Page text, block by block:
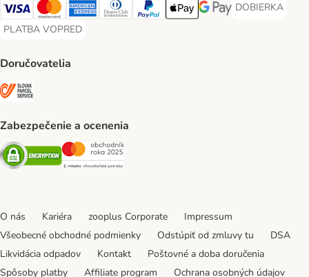
Visa Payment Method
Mastercard Payment Method
American Express Payment Method
Diners Club Payment Method
PayPal Payment Method
Apple Pay Payment Method
Google Pay Payment
DOBIERKA
DOBIERKA
PLATBA VOPRED
PLATBA VOPRED Payment Method
Doručovatelia
Zabezpečenie a ocenenia
Security Security
O nás Kariéra zooplus Corporate
Impressum
Všeobecné obchodné podmienky
Odstúpiť od zmluvy tu
DSA
Likvidácia odpadov
Kontakt
Poštovné a doba doručenia
Spôsoby platby
Affiliate program Ochrana osobných údajov